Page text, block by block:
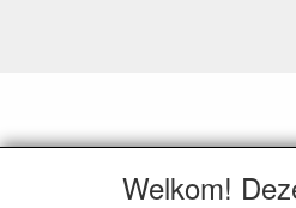
Welkom!